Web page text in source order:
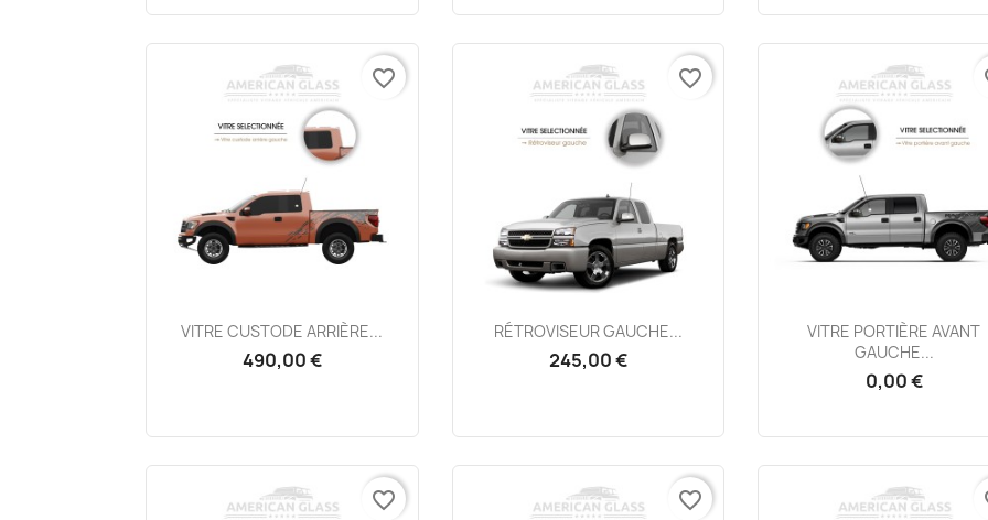
Aperçu rapide
VITRE CUSTODE ARRIÈRE...
490,00 €
favorite_border
Aperçu rapide
RÉTROVISEUR GAUCHE...
245,00 €
favorite_border
Aperçu rapide
VITRE PORTIÈRE AVANT
GAUCHE...
0,00 €
favorite_border favorite_border